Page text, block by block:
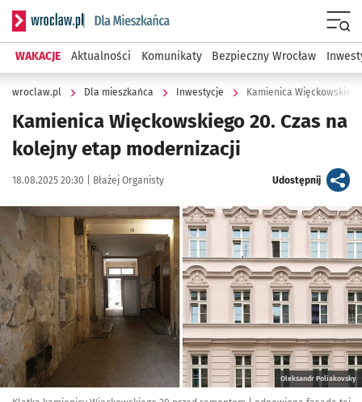
Serwis informacyjny wroclaw.pl podserwis: Dla mieszkańca
WAKACJE Aktualności Komunikaty Bezpieczny Wrocław
wroclaw.pl Dla mieszkańca Inwestycje Kamienica
Kamienica Więckowskiego 20. Czas na
kolejny etap modernizacji
Data publikacji:
18.08.2025 20:30 | Autor:
Błażej Organisty Udostępnijartykuł
Kliknij, aby zobaczyć galerię
Oleksandr Poliakovsky